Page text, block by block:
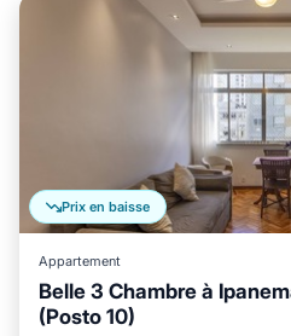
Prix en baisse
Appartement
Belle 3 Chambre à
(Posto 10)